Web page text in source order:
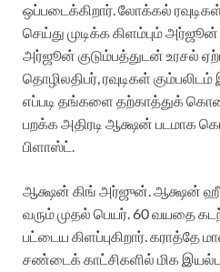
ஒப்படைக்கிறார். லோக்கல்
செய்து முடிக்க கிளம்பும் அர்ஜூன்
அர்ஜூன் குடும்பத்துடன் உரசல்
தொழிலதிபர், ரவுடிகள்
எப்படி தங்களை தற்காத்துக்
பறக்க அதிரடி ஆக்ஷன் படமாக
பிளாஸ்ட்.
ஆக்ஷன் கிங் அர்ஜுன். ஆக்ஷன்
வரும் முதல் பெயர். 60 வயதை
பட்டைய கிளப்புகிறார். கராத்தே
சண்டைக் காட்சிகளில் மிக